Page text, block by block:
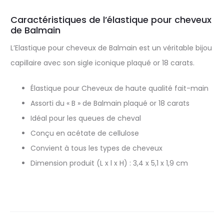
Caractéristiques de l’élastique pour cheveux
de Balmain
L’Elastique pour cheveux de Balmain est un véritable bijou
capillaire avec son sigle iconique plaqué or 18 carats.
Élastique pour Cheveux de haute qualité fait-main
Assorti du « B » de Balmain plaqué or 18 carats
Idéal pour les queues de cheval
Conçu en acétate de cellulose
Convient à tous les types de cheveux
Dimension produit (L x l x H) : 3,4 x 5,1 x 1,9 cm